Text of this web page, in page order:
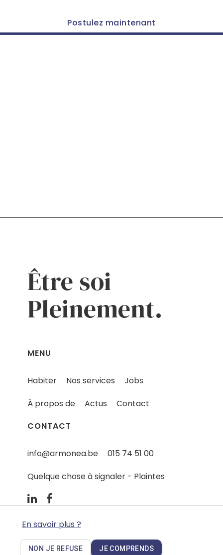
Postulez maintenant
Être soi
Pleinement.
MENU
Habiter Nos services
Jobs
À propos de
Actus
Contact
CONTACT
info@armonea.be
015 74 51 00
Quelque chose à signaler - Plaintes
En savoir plus ?
NON JE REFUSE JE COMPRENDS